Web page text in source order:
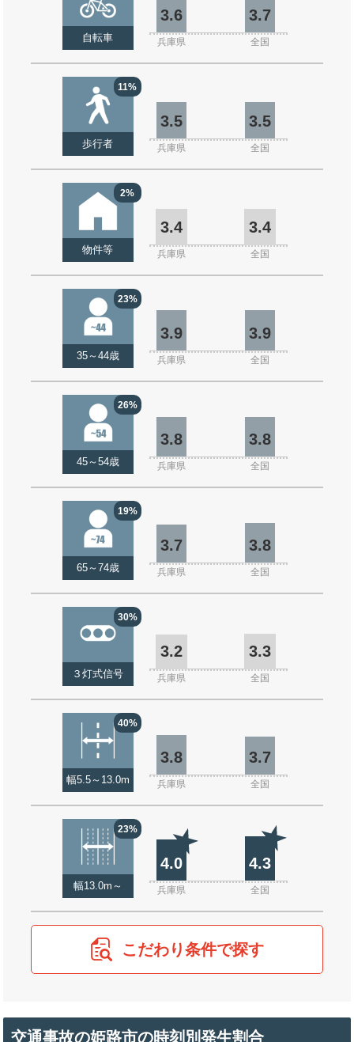
自転車
3.6 3.7
兵庫県 全国
11%
歩行者
3.5 3.5
兵庫県 全国
2%
物件等
3.4 3.4
兵庫県 全国
23%
35～44歳
3.9 3.9
兵庫県 全国
26%
45～54歳
3.8 3.8
兵庫県 全国
19%
65～74歳
3.7 3.8
兵庫県 全国
30%
３灯式信号
3.2 3.3
兵庫県 全国
40%
幅5.5～13.0m
3.8 3.7
兵庫県 全国
23%
幅13.0m～
4.0 4.3
兵庫県 全国
こだわり条件で探す
交通事故の姫路市の時刻別発生割合